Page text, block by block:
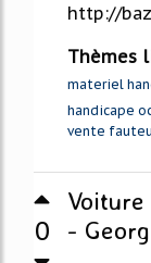
http://
Thèmes
materiel
handicape
vente
0
-